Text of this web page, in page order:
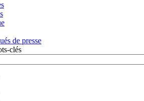
de presse
clés